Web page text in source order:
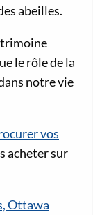
abeilles.
le rôle de la
notre vie
vos
acheter sur
Ottawa